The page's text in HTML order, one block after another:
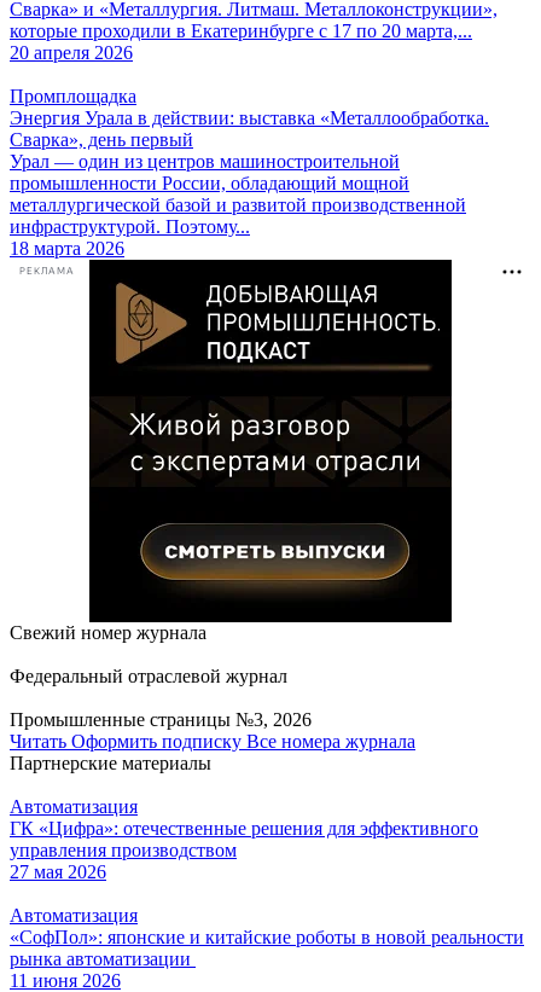
Сварка» и «Металлургия. Литмаш. Металлоконструкции»,
которые проходили в Екатеринбурге с 17 по 20 марта,...
20 апреля 2026
Промплощадка
Энергия Урала в действии: выставка «Металлообработка.
Сварка», день первый
Урал — один из центров машиностроительной
промышленности России, обладающий мощной
металлургической базой и развитой производственной
инфраструктурой. Поэтому...
18 марта 2026
РЕКЛАМА
Свежий номер журнала
Федеральный отраслевой журнал
Промышленные страницы №3, 2026
Читать Оформить подписку Все номера журнала
Партнерские материалы
Автоматизация
ГК «Цифра»: отечественные решения для эффективного
управления производством
27 мая 2026
Автоматизация
«СофПол»: японские и китайские роботы в новой реальности
рынка автоматизации
11 июня 2026